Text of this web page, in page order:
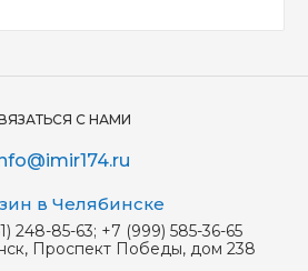
С НАМИ
в Челябинске
248-85-63; +7 (999) 585-36-65
Проспект Победы, дом 238